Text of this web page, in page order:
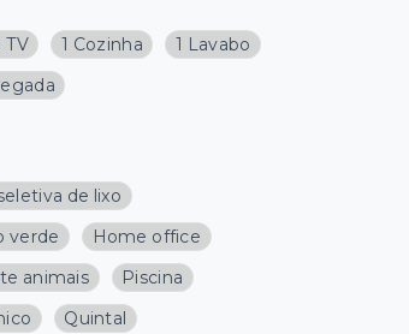
TV 1 Cozinha
1 Lavabo
de lixo
verde
Home office
animais
Piscina
Quintal